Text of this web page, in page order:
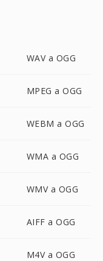
WAV a OGG
MPEG a OGG
WEBM a OGG
WMA a OGG
WMV a OGG
AIFF a OGG
M4V a OGG